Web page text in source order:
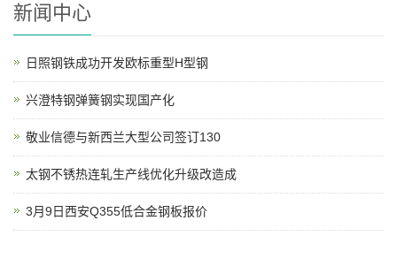
新闻中心
日照钢铁成功开发欧标重型H型钢
兴澄特钢弹簧钢实现国产化
敬业信德与新西兰大型公司签订130
太钢不锈热连轧生产线优化升级改造成
3月9日西安Q355低合金钢板报价